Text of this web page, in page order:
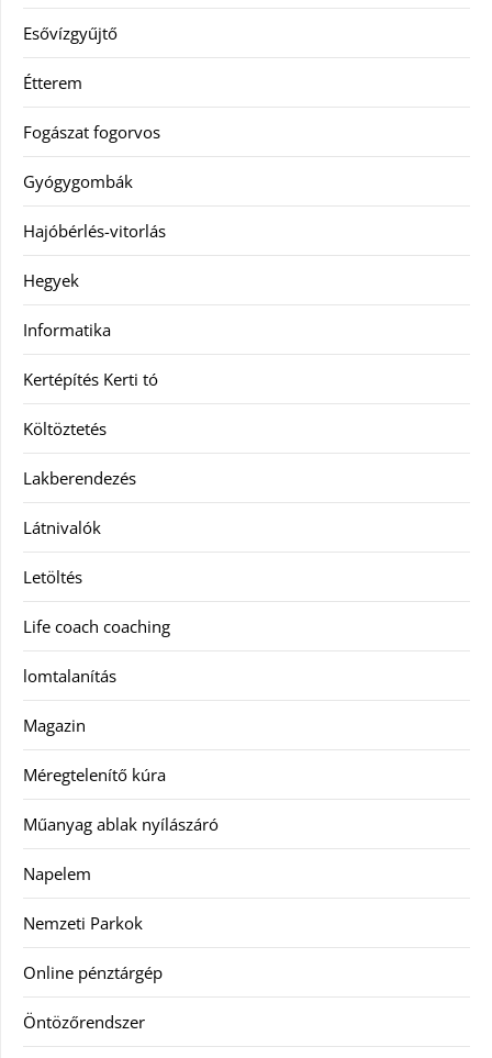
Esővízgyűjtő
Étterem
Fogászat fogorvos
Gyógygombák
Hajóbérlés-vitorlás
Hegyek
Informatika
Kertépítés Kerti tó
Költöztetés
Lakberendezés
Látnivalók
Letöltés
Life coach coaching
lomtalanítás
Magazin
Méregtelenítő kúra
Műanyag ablak nyílászáró
Napelem
Nemzeti Parkok
Online pénztárgép
Öntözőrendszer